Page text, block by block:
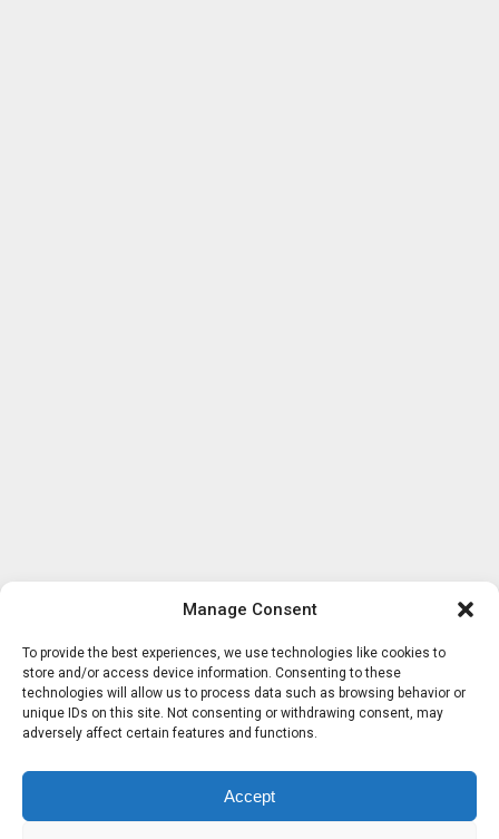
Manage Consent
To provide the best experiences, we use technologies like cookies to
store and/or access device information. Consenting to these
technologies will allow us to process data such as browsing behavior or
unique IDs on this site. Not consenting or withdrawing consent, may
adversely affect certain features and functions.
Accept